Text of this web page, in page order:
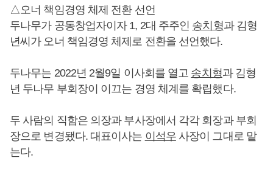
△오너 책임경영 체제 전환 선언
두나무가 공동창업자이자 1, 2대 주주인 송치형과 김형
년씨가 오너 책임경영 체제로 전환을 선언했다.
두나무는 2022년 2월9일 이사회를 열고 송치형과 김형
년 두나무 부회장이 이끄는 경영 체계를 확립했다.
두 사람의 직함은 의장과 부사장에서 각각 회장과 부회
장으로 변경됐다. 대표이사는 이석우사장이 그대로 맡
는다.